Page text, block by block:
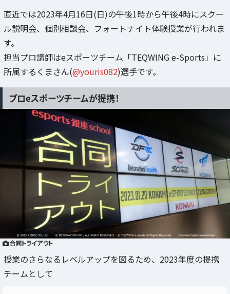
直近では2023年4月16日(日)の午後1時から午後4時にスクー
ル説明会、個別相談会、フォートナイト体験授業が行われま
す。
担当プロ講師はeスポーツチーム「TEQWING e-Sports」に
所属するくまさん(@youris082)選手です。
プロeスポーツチームが提携！
合同トライアウト
授業のさらなるレベルアップを図るため、2023年度の提携
チームとして